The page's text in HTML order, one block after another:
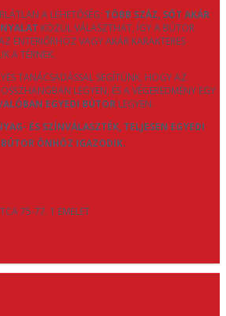
A LEHETŐSÉG: TÖBB SZÁZ, SŐT AKÁR
KÖZÜL VÁLASZTHAT, ÍGY A BÚTOR
ENTERIŐRHÖZ VAGY AKÁR KARAKTERES
A TÉRNEK.
TANÁCSADÁSSAL SEGÍTÜNK, HOGY AZ
LEGYEN, ÉS A VÉGEREDMÉNY EGY
EGYEDI BÚTOR LEGYEN.
ÉS SZÍNVÁLASZTÉK, TELJESEN EGYEDI
BÚTOR ÖNHÖZ IGAZODIK.
75-77. 1 EMELET